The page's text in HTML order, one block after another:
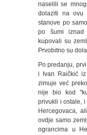
naselili se
dolaziti na ovu
stanove po
po šumi iznad
kupovali su
Prvobitno su
Po predanju,
i Ivan Raičkić
zimuje već
nije bio kod
privukli i ostale,
Hercegovaca,
ovdje samo
ograncima u